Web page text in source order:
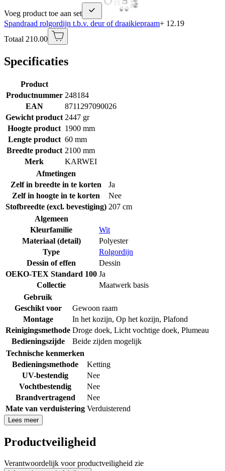
Voeg product toe aan set
Spandraad rolgordijn t.b.v. deur of draaikiepraam+ 12.19
Totaal 210.00
Specificaties
Product
Productnummer 248184
EAN
8711297090026
Gewicht product 2447 gr
Hoogte product 1900 mm
Lengte product 60 mm
Breedte product 2100 mm
Merk
KARWEI
Afmetingen
Zelf in breedte in te korten
Ja
Zelf in hoogte in te korten
Nee
Stofbreedte (excl. bevestiging) 207 cm
Algemeen
Kleurfamilie
Wit
Materiaal (detail)
Polyester
Type
Rolgordijn
Dessin of effen
Dessin
OEKO-TEX Standard 100 Ja
Collectie
Maatwerk basis
Gebruik
Geschikt voor
Gewoon raam
Montage
In het kozijn, Op het kozijn, Plafond
Reinigingsmethode Droge doek, Licht vochtige doek, Plumeau
Bedieningszijde
Beide zijden mogelijk
Technische kenmerken
Bedieningsmethode
Ketting
UV-bestendig
Nee
Vochtbestendig
Nee
Brandvertragend
Nee
Mate van verduistering Verduisterend
Lees meer
Productveiligheid
Verantwoordelijk voor productveiligheid zie